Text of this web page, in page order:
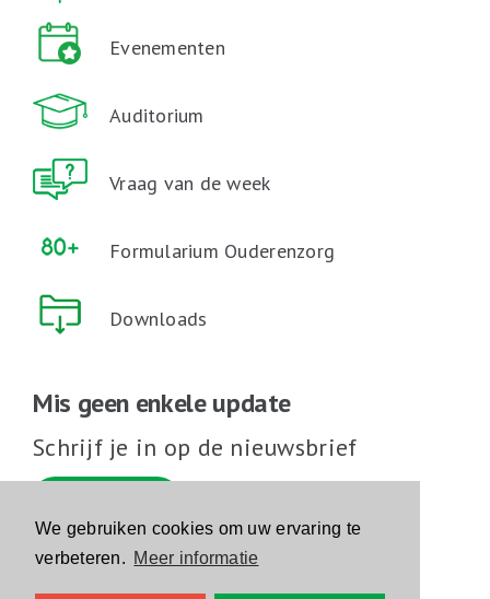
We gebruiken cookies om uw ervaring te
verbeteren. Meer informatie
Evenementen
Auditorium
Vraag van de week
Formularium Ouderenzorg
Downloads
Mis geen enkele update
Schrijf je in op de nieuwsbrief
Volg ons op sociale media